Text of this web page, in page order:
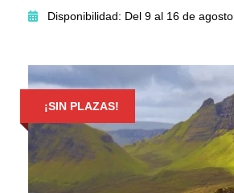
Disponibilidad: Del 9 al 16 de agosto
¡SIN PLAZAS!